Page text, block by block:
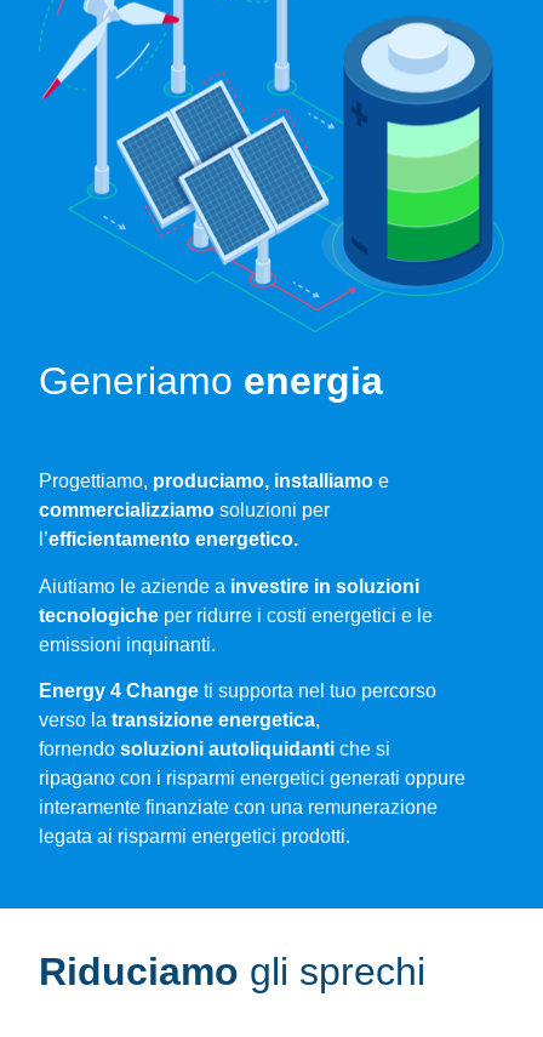
Generiamo energia
Progettiamo, produciamo, installiamo e
commercializziamo soluzioni per
l’efficientamento energetico.
Aiutiamo le aziende a investire in soluzioni
tecnologiche per ridurre i costi energetici e le
emissioni inquinanti.
Energy 4 Change ti supporta nel tuo percorso
verso latransizione energetica,
fornendo soluzioni autoliquidanti che si
ripagano con i risparmi energetici generati oppure
interamente finanziate con una remunerazione
legata ai risparmi energetici prodotti.
Riduciamo gli sprechi